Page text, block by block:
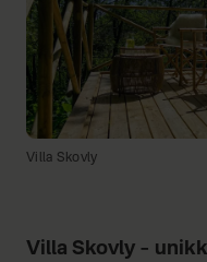
Villa Skovly
Villa Skovly –